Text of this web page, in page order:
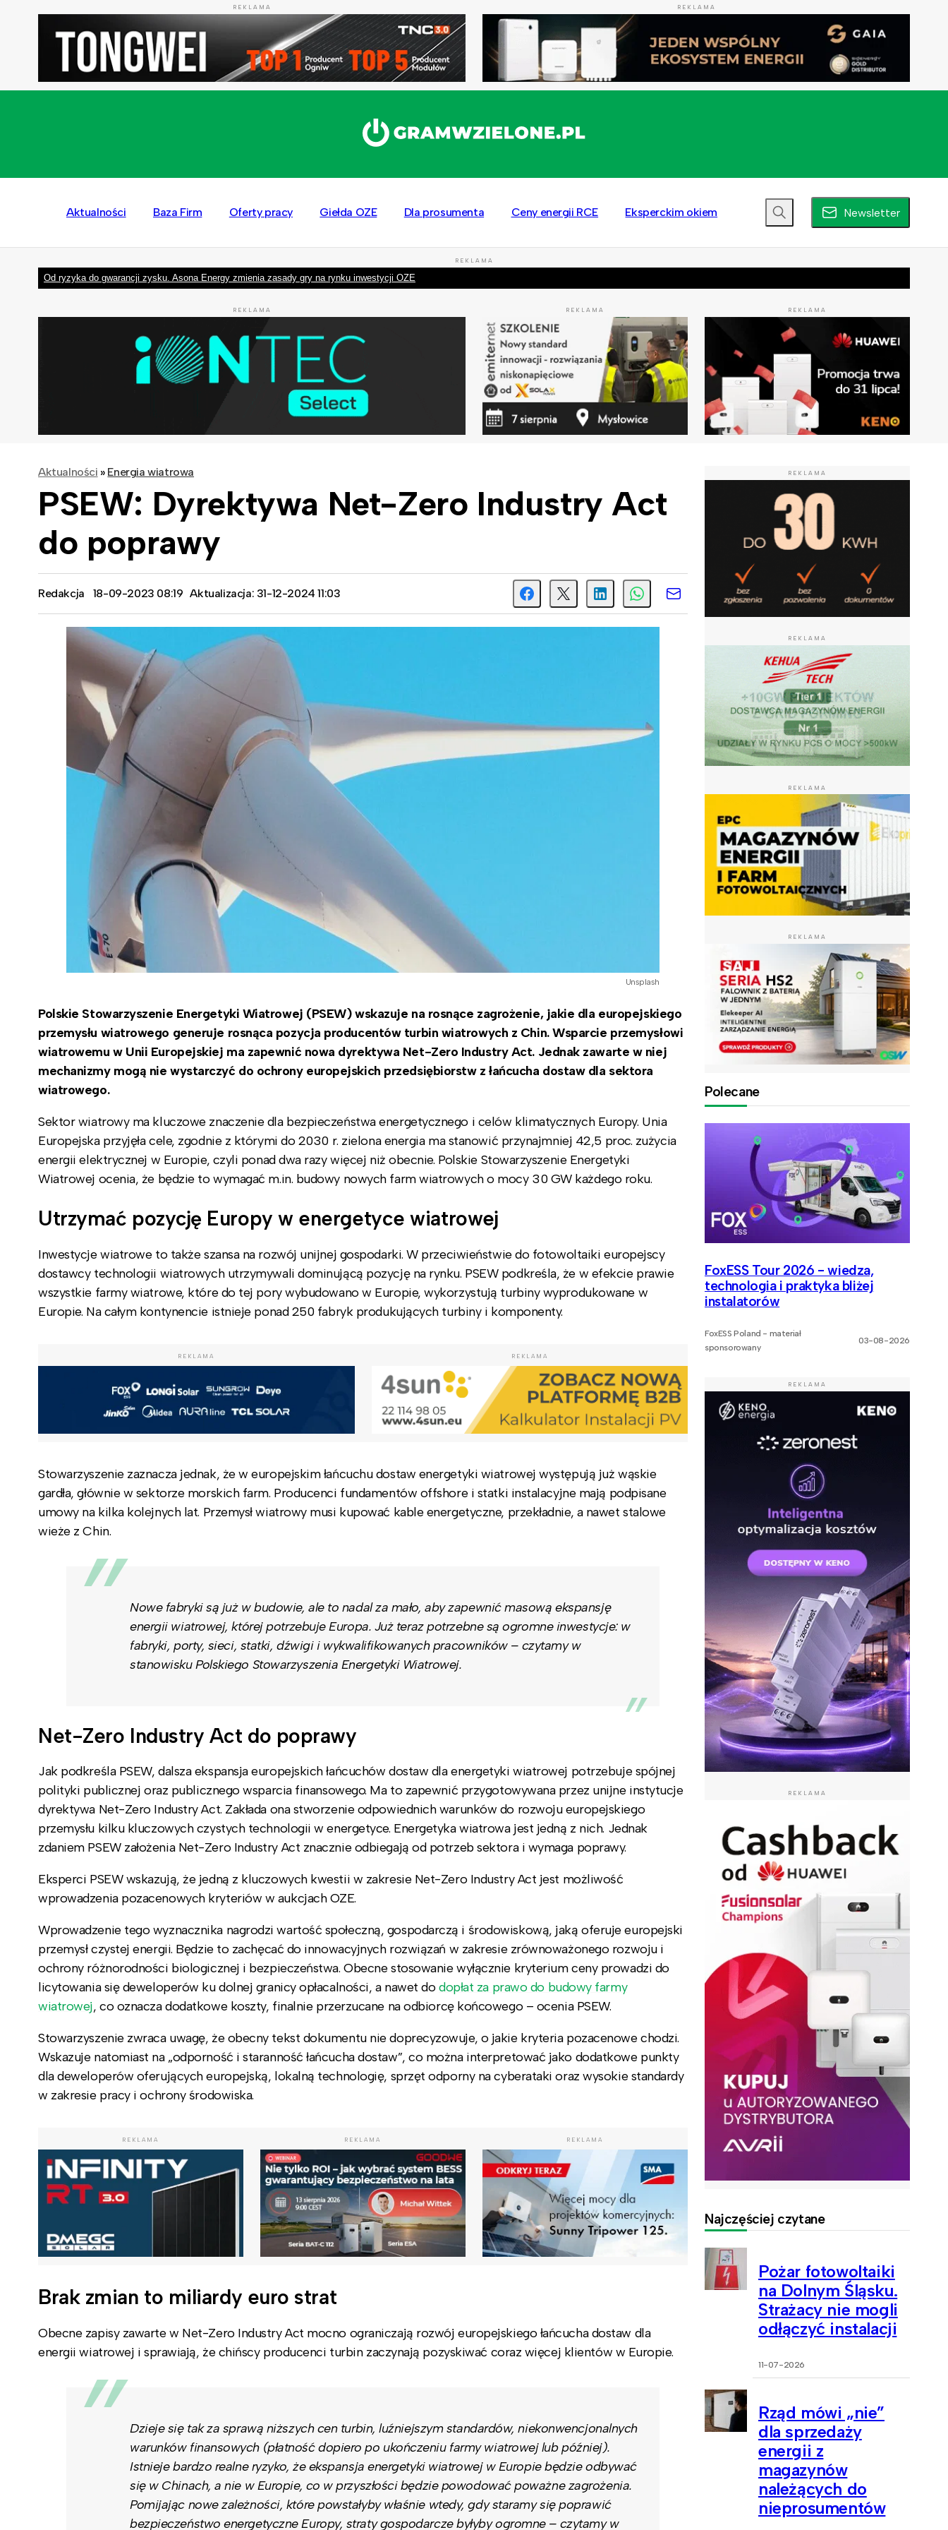
REKLAMA REKLAMA
Aktualności Baza Firm Oferty pracy Giełda OZE Dla prosumenta Ceny energii RCE Eksperckim okiem Newsletter
REKLAMA
Od ryzyka do gwarancji zysku. Asona Energy zmienia zasady gry na rynku inwestycji OZE
REKLAMA REKLAMA REKLAMA
Aktualności » Energia wiatrowa
PSEW: Dyrektywa Net-Zero Industry Act
do poprawy
Redakcja 18-09-2023 08:19 Aktualizacja: 31-12-2024 11:03
Unsplash
Polskie Stowarzyszenie Energetyki Wiatrowej (PSEW) wskazuje na rosnące zagrożenie, jakie dla europejskiego
przemysłu wiatrowego generuje rosnąca pozycja producentów turbin wiatrowych z Chin. Wsparcie przemysłowi
wiatrowemu w Unii Europejskiej ma zapewnić nowa dyrektywa Net-Zero Industry Act. Jednak zawarte w niej
mechanizmy mogą nie wystarczyć do ochrony europejskich przedsiębiorstw z łańcucha dostaw dla sektora
wiatrowego.
Sektor wiatrowy ma kluczowe znaczenie dla bezpieczeństwa energetycznego i celów klimatycznych Europy. Unia
Europejska przyjęła cele, zgodnie z którymi do 2030 r. zielona energia ma stanowić przynajmniej 42,5 proc. zużycia
energii elektrycznej w Europie, czyli ponad dwa razy więcej niż obecnie. Polskie Stowarzyszenie Energetyki
Wiatrowej ocenia, że będzie to wymagać m.in. budowy nowych farm wiatrowych o mocy 30 GW każdego roku.
Utrzymać pozycję Europy w energetyce wiatrowej
Inwestycje wiatrowe to także szansa na rozwój unijnej gospodarki. W przeciwieństwie do fotowoltaiki europejscy
dostawcy technologii wiatrowych utrzymywali dominującą pozycję na rynku. PSEW podkreśla, że w efekcie prawie
wszystkie farmy wiatrowe, które do tej pory wybudowano w Europie, wykorzystują turbiny wyprodukowane w
Europie. Na całym kontynencie istnieje ponad 250 fabryk produkujących turbiny i komponenty.
REKLAMA REKLAMA
Stowarzyszenie zaznacza jednak, że w europejskim łańcuchu dostaw energetyki wiatrowej występują już wąskie
gardła, głównie w sektorze morskich farm. Producenci fundamentów offshore i statki instalacyjne mają podpisane
umowy na kilka kolejnych lat. Przemysł wiatrowy musi kupować kable energetyczne, przekładnie, a nawet stalowe
wieże z Chin.
Nowe fabryki są już w budowie, ale to nadal za mało, aby zapewnić masową ekspansję
energii wiatrowej, której potrzebuje Europa. Już teraz potrzebne są ogromne inwestycje: w
fabryki, porty, sieci, statki, dźwigi i wykwalifikowanych pracowników – czytamy w
stanowisku Polskiego Stowarzyszenia Energetyki Wiatrowej.
Net-Zero Industry Act do poprawy
Jak podkreśla PSEW, dalsza ekspansja europejskich łańcuchów dostaw dla energetyki wiatrowej potrzebuje spójnej
polityki publicznej oraz publicznego wsparcia finansowego. Ma to zapewnić przygotowywana przez unijne instytucje
dyrektywa Net-Zero Industry Act. Zakłada ona stworzenie odpowiednich warunków do rozwoju europejskiego
przemysłu kilku kluczowych czystych technologii w energetyce. Energetyka wiatrowa jest jedną z nich. Jednak
zdaniem PSEW założenia Net-Zero Industry Act znacznie odbiegają od potrzeb sektora i wymaga poprawy.
Eksperci PSEW wskazują, że jedną z kluczowych kwestii w zakresie Net-Zero Industry Act jest możliwość
wprowadzenia pozacenowych kryteriów w aukcjach OZE.
Wprowadzenie tego wyznacznika nagrodzi wartość społeczną, gospodarczą i środowiskową, jaką oferuje europejski
przemysł czystej energii. Będzie to zachęcać do innowacyjnych rozwiązań w zakresie zrównoważonego rozwoju i
ochrony różnorodności biologicznej i bezpieczeństwa. Obecne stosowanie wyłącznie kryterium ceny prowadzi do
licytowania się deweloperów ku dolnej granicy opłacalności, a nawet dodopłat za prawo do budowy farmy
wiatrowej, co oznacza dodatkowe koszty, finalnie przerzucane na odbiorcę końcowego – ocenia PSEW.
Stowarzyszenie zwraca uwagę, że obecny tekst dokumentu nie doprecyzowuje, o jakie kryteria pozacenowe chodzi.
Wskazuje natomiast na „odporność i staranność łańcucha dostaw”, co można interpretować jako dodatkowe punkty
dla deweloperów oferujących europejską, lokalną technologię, sprzęt odporny na cyberataki oraz wysokie standardy
w zakresie pracy i ochrony środowiska.
REKLAMA REKLAMA REKLAMA
Brak zmian to miliardy euro strat
Obecne zapisy zawarte w Net-Zero Industry Act mocno ograniczają rozwój europejskiego łańcucha dostaw dla
energii wiatrowej i sprawiają, że chińscy producenci turbin zaczynają pozyskiwać coraz więcej klientów w Europie.
Dzieje się tak za sprawą niższych cen turbin, luźniejszym standardów, niekonwencjonalnych
warunków finansowych (płatność dopiero po ukończeniu farmy wiatrowej lub później).
Istnieje bardzo realne ryzyko, że ekspansja energetyki wiatrowej w Europie będzie odbywać
się w Chinach, a nie w Europie, co w przyszłości będzie powodować poważne zagrożenia.
Pomijając nowe zależności, które powstałyby właśnie wtedy, gdy staramy się poprawić
bezpieczeństwo energetyczne Europy, straty gospodarcze byłyby ogromne – czytamy w
REKLAMA
REKLAMA
REKLAMA
REKLAMA
Polecane
FoxESS Tour 2026 - wiedza,
technologia i praktyka bliżej
instalatorów
FoxESS Poland - materiał
sponsorowany
03-08-2026
REKLAMA
REKLAMA
Najczęściej czytane
Pożar fotowoltaiki
na Dolnym Śląsku.
Strażacy nie mogli
odłączyć instalacji
11-07-2026
Rząd mówi „nie”
dla sprzedaży
energii z
magazynów
należących do
nieprosumentów